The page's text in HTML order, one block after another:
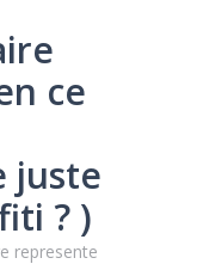
ce
juste
? )
represente